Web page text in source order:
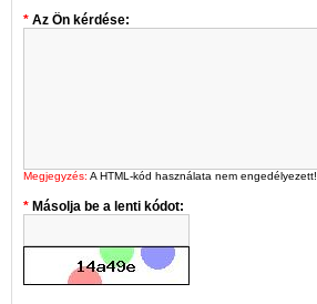
Az Ön kérdése:
Megjegyzés: A HTML-kód használata nem engedélyezett!
Másolja be a lenti kódot: